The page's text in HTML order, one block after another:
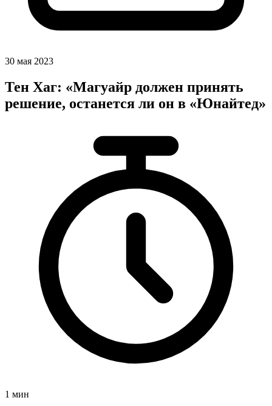
30 мая 2023
Тен Хаг: «Магуайр должен принять
решение, останется ли он в «Юнайтед»
1 мин